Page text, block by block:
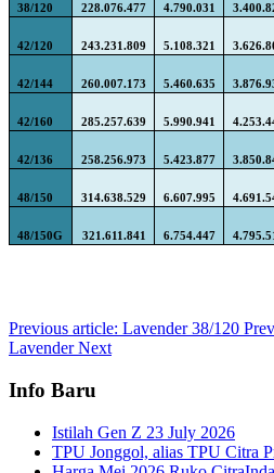
38/120 228.076.477 4.790.031
42/120 243.231.809 5.108.321
42/144 260.007.173 5.460.635
42/160 285.257.639 5.990.941
42/136 258.256.973 5.423.877
48/150 314.638.529 6.607.995
48/150G 321.611.841 6.754.447
Previous article: Lavender 38/120 Prev
LavenderNext
Info Baru
Istilah Gen Z 23 July 2026
TPU Jonggol, alias TPU Citra